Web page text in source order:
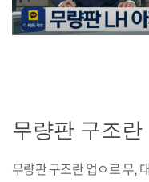
무량판 구조란
무량판 구조란 업ㅇ르 무,